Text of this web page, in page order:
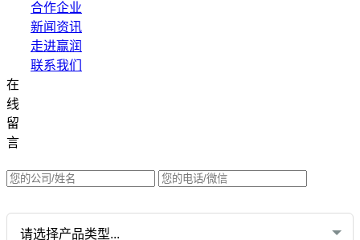
合作企业
新闻资讯
走进赢润
联系我们
在
线
留
言